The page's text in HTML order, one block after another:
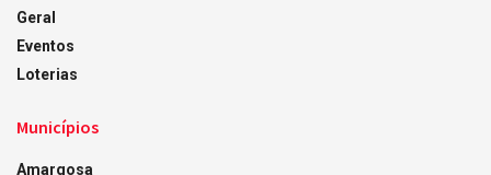
Geral
Eventos
Loterias
Municípios
Amargosa